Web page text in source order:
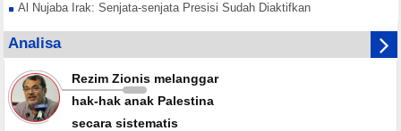
Al Nujaba Irak: Senjata-senjata Presisi Sudah Diaktifkan
Hamas Tekankan Rekonsiliasi Nasional Lawan Konspirasi Israel
Yordania Buka Jalur Perdagangan dengan Suriah
Analisa
Rezim Zionis melanggar
hak-hak anak Palestina
secara sistematis